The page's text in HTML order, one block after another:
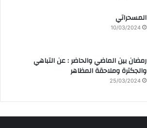
المسحراتي
10/03/2024
رمضان بين الماضي والحاضر : عن التباهي
والجكترة وملاحقة المظاهر
25/03/2024